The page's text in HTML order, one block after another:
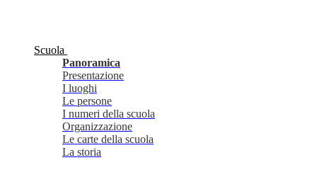
Scuola
Panoramica
Presentazione
I luoghi
Le persone
I numeri della scuola
Organizzazione
Le carte della scuola
La storia